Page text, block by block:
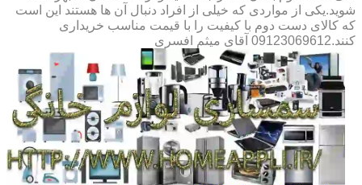
شوید.یکی از مواردی که خیلی از افراد دنبال آن ها هستند این است
که کالای دست دوم با کیفیت را با قیمت مناسب خریداری
کنند.09123069612 آقای میثم افسری